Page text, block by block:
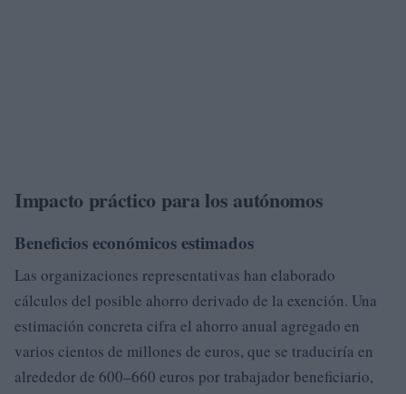
Impacto práctico para los autónomos
Beneficios económicos estimados
Las organizaciones representativas han elaborado
cálculos del posible ahorro derivado de la exención. Una
estimación concreta cifra el ahorro anual agregado en
varios cientos de millones de euros, que se traduciría en
alrededor de 600–660 euros por trabajador beneficiario,